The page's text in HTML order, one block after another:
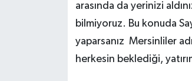
arasında da yerinizi
bilmiyoruz. Bu konuda
yaparsanız Mersinliler
herkesin beklediği,